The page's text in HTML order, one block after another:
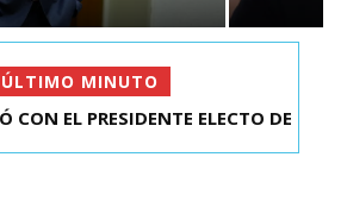
ÚLTIMO MINUTO
CON EL PRESIDENTE ELECTO DE